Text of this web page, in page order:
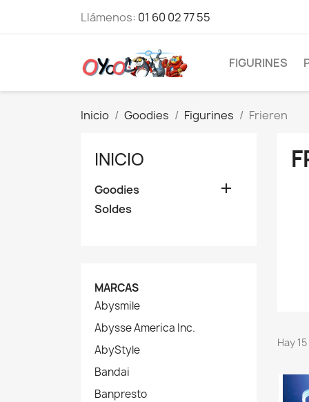
Llámenos: 01 60 02 77 55
FIGURINES
Inicio Goodies Figurines Frieren
INICIO
Goodies 
Soldes
MARCAS
Abysmile
Abysse America Inc.
AbyStyle
Bandai
Banpresto
Hay